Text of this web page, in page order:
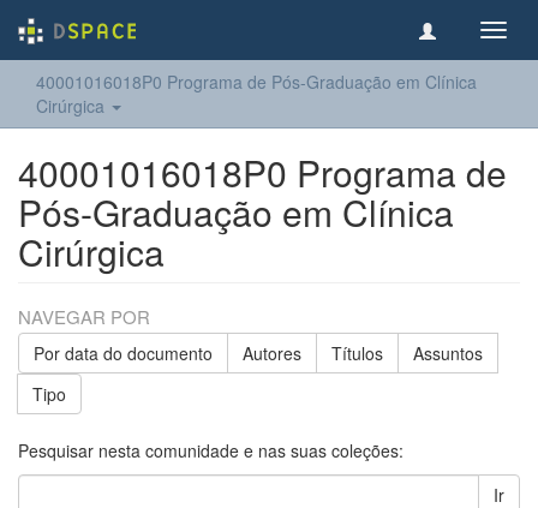
40001016018P0 Programa de Pós-Graduação em Clínica
Cirúrgica
40001016018P0 Programa de
Pós-Graduação em Clínica
Cirúrgica
NAVEGAR POR
Por data do documento Autores Títulos
Assuntos
Tipo
Pesquisar nesta comunidade e nas suas coleções:
Ir